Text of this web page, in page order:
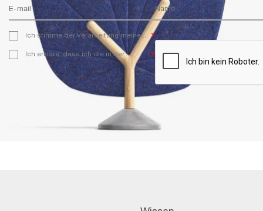
Ich stimme der Verarbeitung meiner...
Ich stimme der Verarbeitung meiner
personenbezogenen Daten zum Zweck der
Zusendung von Marketing-Inhalten
(kommerzielle Informationen), einschließlich
Informationen über Aktionen, Angebote und
Sonderangebote von MIKOMAX Spółka z o.o.,
Dostawcza 4, 93-231 Łódź, Polen, zu.
Ich erkläre, dass ich die in der...Ich erkläre, dass ich die in der
Datenschutzerklärung enthaltenen
Informationen über den für die Verarbeitung
Verantwortlichen sowie die Grundsätze der
Datenverarbeitung und die Rechte der
betroffenen Personen gemäß der DSGVO
gelesen habe.